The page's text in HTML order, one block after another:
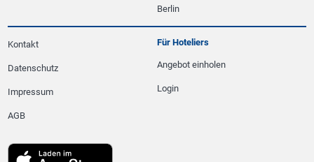
Berlin
Kontakt
Datenschutz
Impressum
AGB
Für Hoteliers
Angebot einholen
Login